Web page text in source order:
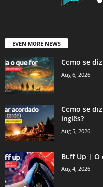
EVEN MORE NEWS
Como se
Aug 6, 2026
Como se
inglês?
Aug 5, 2026
Buff Up | O
Aug 4, 2026